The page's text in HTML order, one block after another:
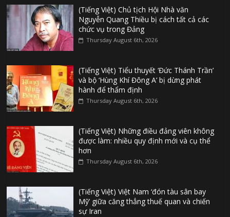
(Tiếng Việt) Chủ tịch Hội Nhà văn
Nguyễn Quang Thiều bị cách tất cả các
chức vụ trong Đảng
Thursday August 6th, 2026
(Tiếng Việt) Tiểu thuyết ‘Đức Thánh Trần’
và bộ ‘Hùng Khí Đông A’ bị dừng phát
hành để thẩm định
Thursday August 6th, 2026
(Tiếng Việt) Những điều đảng viên không
được làm: nhiều quy định mới và cụ thể
hơn
Thursday August 6th, 2026
(Tiếng Việt) Việt Nam ‘đón tàu sân bay
Mỹ’ giữa căng thẳng thuế quan và chiến
sự Iran